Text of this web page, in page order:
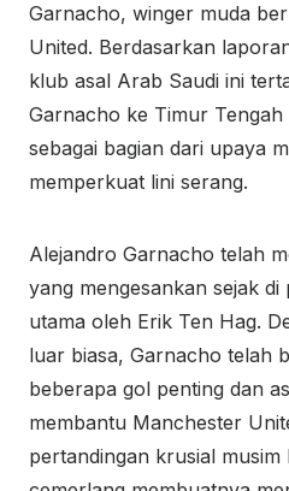
Garnacho, winger muda
United. Berdasarkan
klub asal Arab Saudi ini
Garnacho ke Timur Tengah
sebagai bagian dari upaya
memperkuat lini serang.
Alejandro Garnacho telah
yang mengesankan sejak
utama oleh Erik Ten Hag.
luar biasa, Garnacho telah
beberapa gol penting dan
membantu Manchester
pertandingan krusial